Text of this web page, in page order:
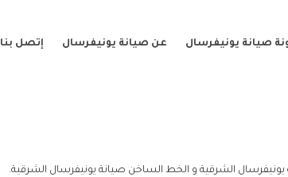
صيانة يونيفرسال عن صيانة يونيفرسال إتصل بنا
الشرقية و الخط الساخن صيانة يونيفرسال الشرقية.